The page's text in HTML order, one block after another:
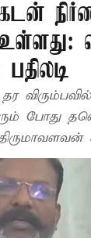
கடன்
போது
என்று